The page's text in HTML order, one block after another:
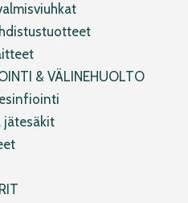
& VÄLINEHUOLTO
jätesäkit